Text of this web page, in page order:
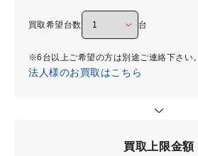
買取希望台数 台
※6台以上ご希望の方は別途ご連絡下さい。
法人様のお買取はこちら
買取上限金額